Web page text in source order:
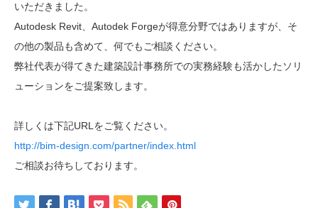
いただきました。
Autodesk Revit、Autodek Forgeが得意分野ではありますが、そ
の他の製品も含めて、何でもご相談ください。
弊社代表が得てきた建築設計事務所での実務経験も活かしたソリ
ューションをご提案致します。
詳しくは下記URLをご覧ください。
http://bim-design.com/partner/index.html
ご相談お待ちしております。